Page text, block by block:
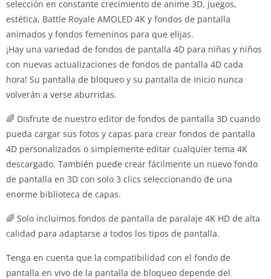
selección en constante crecimiento de anime 3D, juegos,
estética, Battle Royale AMOLED 4K y fondos de pantalla
animados y fondos femeninos para que elijas.
¡Hay una variedad de fondos de pantalla 4D para niñas y niños
con nuevas actualizaciones de fondos de pantalla 4D cada
hora! Su pantalla de bloqueo y su pantalla de inicio nunca
volverán a verse aburridas.
🌈 Disfrute de nuestro editor de fondos de pantalla 3D cuando
pueda cargar sus fotos y capas para crear fondos de pantalla
4D personalizados o simplemente editar cualquier tema 4K
descargado. También puede crear fácilmente un nuevo fondo
de pantalla en 3D con solo 3 clics seleccionando de una
enorme biblioteca de capas.
🌈 Solo incluimos fondos de pantalla de paralaje 4K HD de alta
calidad para adaptarse a todos los tipos de pantalla.
Tenga en cuenta que la compatibilidad con el fondo de
pantalla en vivo de la pantalla de bloqueo depende del